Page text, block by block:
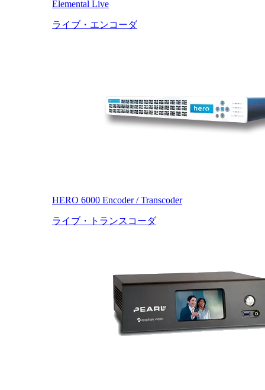
Elemental Live
ライブ・エンコーダ
HERO 6000 Encoder / Transcoder
ライブ・トランスコーダ